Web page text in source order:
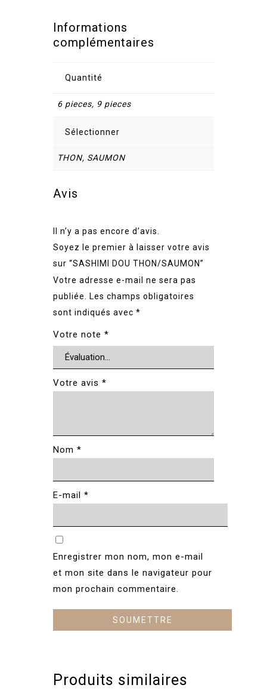
Informations
complémentaires
Quantité
6 pieces, 9 pieces
Sélectionner
THON, SAUMON
Avis
Il n’y a pas encore d’avis.
Soyez le premier à laisser votre avis
sur “SASHIMI DOU THON/SAUMON”
Votre adresse e-mail ne sera pas
publiée.
Les champs obligatoires
sont indiqués avec *
Votre note *
Votre avis *
Nom *
E-mail *
Enregistrer mon nom, mon e-mail
et mon site dans le navigateur pour
mon prochain commentaire.
Produits similaires